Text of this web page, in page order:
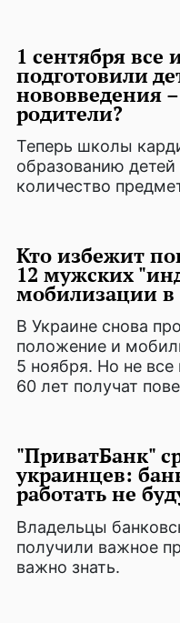
1 сентября
подготовили
нововведения
родители?
Теперь школы
образованию
количество
Кто избежит
12 мужских
мобилизации в
В Украине снова
положение и
5 ноября. Но не
60 лет получат
"ПриватБанк"
украинцев:
работать не
Владельцы
получили важное
важно знать.